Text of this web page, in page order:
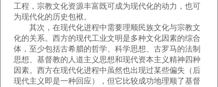
工程，宗教文化资源丰富既可成为现代化的动力，也可
为现代化的历史包袱。
其次，在现代化进程中需要理顺民族文化与宗教文
化的关系。西方的现代工业文明是多种文化因素的综合
体，至少包括古希腊的哲学、科学思想、古罗马的法制
思想、基督教的人道主义思想和现代资本主义精神四种
因素。西方在现代化进程中虽然也出现过某些偏失（后
现代主义即是一种回应），但它比较成功地理顺了基督